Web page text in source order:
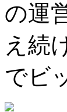
の運
え続
でビ